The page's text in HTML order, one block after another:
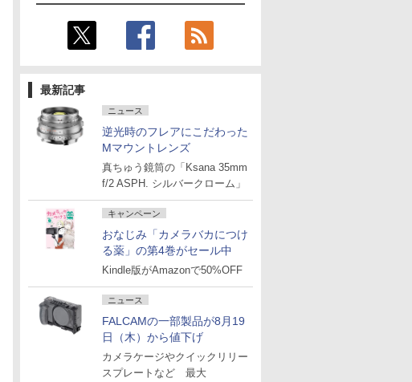
最新記事
ニュース
逆光時のフレアにこだわった
Mマウントレンズ
真ちゅう鏡筒の「Ksana 35mm
f/2 ASPH. シルバークローム」
キャンペーン
おなじみ「カメラバカにつけ
る薬」の第4巻がセール中
Kindle版がAmazonで50%OFF
ニュース
FALCAMの一部製品が8月19
日（木）から値下げ
カメラケージやクイックリリー
スプレートなど 最大